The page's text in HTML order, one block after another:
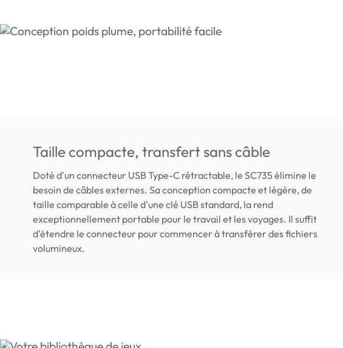
Taille compacte, transfert sans câble
Doté d'un connecteur USB Type-C rétractable, le SC735 élimine le
besoin de câbles externes. Sa conception compacte et légère, de
taille comparable à celle d'une clé USB standard, la rend
exceptionnellement portable pour le travail et les voyages. Il suffit
d'étendre le connecteur pour commencer à transférer des fichiers
volumineux.